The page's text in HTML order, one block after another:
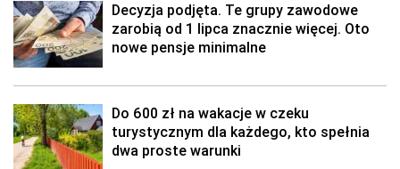
Decyzja podjęta. Te grupy zawodowe
zarobią od 1 lipca znacznie więcej. Oto
nowe pensje minimalne
Do 600 zł na wakacje w czeku
turystycznym dla każdego, kto spełnia
dwa proste warunki